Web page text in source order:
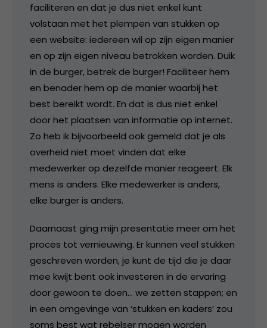
faciliteren en dat je dus niet enkel kunt
volstaan met het plempen van stukken op
een website: iedereen wil op zijn eigen manier
en op zijn eigen niveau betrokken worden. Duik
in de burger, betrek de burger! Faciliteer hem
en benader hem op de manier waarbij het
best bereikt wordt. En dat is dus niet enkel
door het plaatsen van informatie op internet.
Zo heb ik bijvoorbeeld ook gemeld dat je als
overheid niet moet vinden dat elke
medewerker op dezelfde manier reageert. Elk
mens is anders. Elke medewerker is anders,
elke burger is anders.
Daarnaast ging mijn presentatie meer om het
proces tot vernieuwing. Er kunnen veel stukken
geschreven worden, je kunt de tijd die je daar
mee kwijt bent ook investeren in de ervaring
door gewoon te doen… we zetten stappen; en
in een omgevinge van ‘stukken en kaders’ zou
soms best wat rebelser mogen worden